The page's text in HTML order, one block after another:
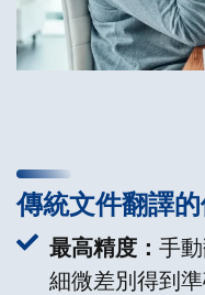
傳統文件翻譯
最高精度： 手
細微差別得到準